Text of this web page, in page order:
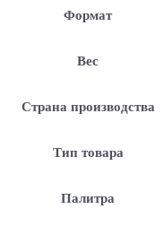
Формат
Вес
Страна производства
Тип товара
Палитра